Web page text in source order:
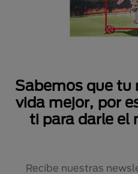
Sabemos que tu
vida mejor, por
ti para darle el
Recibe nuestras